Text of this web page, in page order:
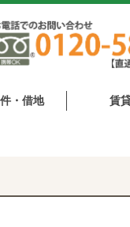
・借地 賃